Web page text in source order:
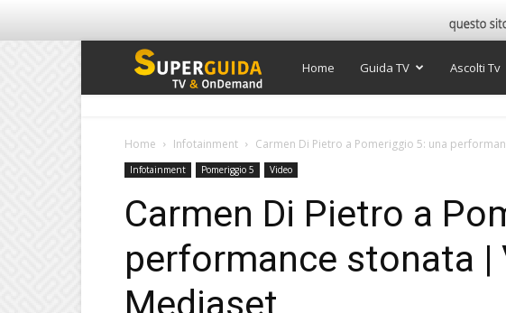
Super
TV
Home Guida TV Ascolti Tv
Home Infotainment Carmen Di Pietro a Pomeriggio 5: una
Infotainment Pomeriggio 5 Video
Carmen Di Pietro a
performance stonata |
Mediaset